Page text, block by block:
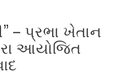
– પ્રભા ખેતાન
આયોજિત